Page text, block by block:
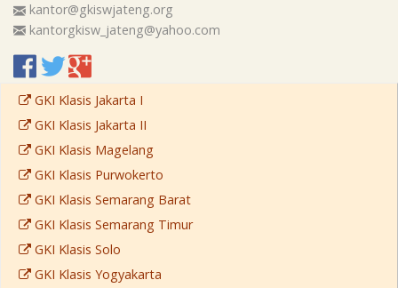
kantor@gkiswjateng.org
kantorgkisw_jateng@yahoo.com
GKI Klasis Jakarta I
GKI Klasis Jakarta II
GKI Klasis Magelang
GKI Klasis Purwokerto
GKI Klasis Semarang Barat
GKI Klasis Semarang Timur
GKI Klasis Solo
GKI Klasis Yogyakarta